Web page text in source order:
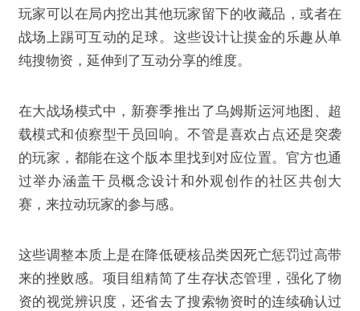
玩家可以在局内挖出其他玩家留下的收藏品，或者在
战场上踢可互动的足球。这些设计让摸金的乐趣从单
纯搜物资，延伸到了互动分享的维度。
在大战场模式中，新赛季推出了乌姆斯运河地图、超
载模式和侦察型干员回响。不管是喜欢占点还是突袭
的玩家，都能在这个版本里找到对应位置。官方也通
过举办涵盖干员概念设计和外观创作的社区共创大
赛，来拉动玩家的参与感。
这些调整本质上是在降低硬核品类因死亡惩罚过高带
来的挫败感。项目组精简了生存状态管理，强化了物
资的视觉辨识度，还省去了搜索物资时的连续确认过